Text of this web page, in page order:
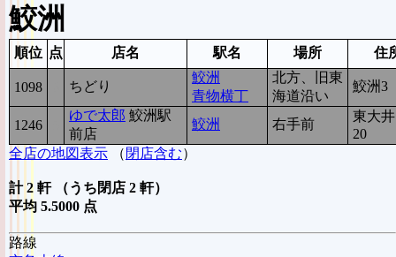
鮫洲
順位 点 店名 駅名 場所 住
1098 ちどり
鮫洲
青物横丁
北方、旧東
海道沿い
鮫洲3
1246
ゆで太郎 鮫洲駅
前店
鮫洲 右手前
東大
20
全店の地図表示 （ 閉店含む）
計 2 軒 （うち閉店 2 軒）
平均 5.5000 点
路線